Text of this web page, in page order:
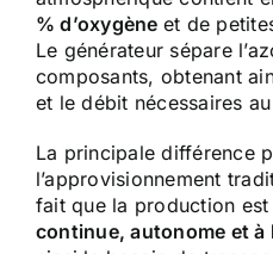
% d’oxygène et de
Le générateur sépare
composants, obtenant
et le débit nécessaires
La principale différence
l’approvisionnement
fait que la production est
continue, autonome et à